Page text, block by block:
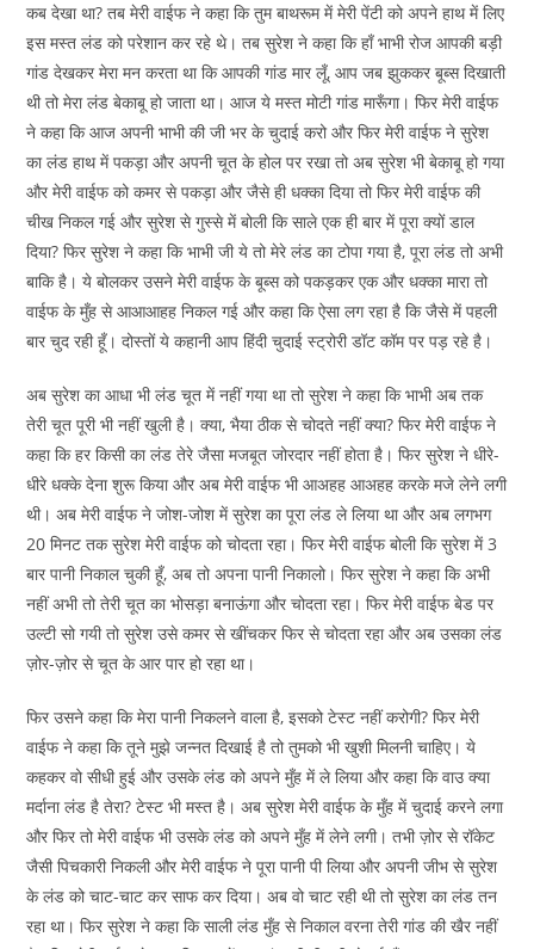
कब देखा था? तब मेरी वाईफ ने कहा कि तुम बाथरूम में मेरी पेंटी को अपने हाथ में लिए
इस मस्त लंड को परेशान कर रहे थे। तब सुरेश ने कहा कि हाँ भाभी रोज आपकी बड़ी
गांड देखकर मेरा मन करता था कि आपकी गांड मार लूँ, आप जब झुककर बूब्स दिखाती
थी तो मेरा लंड बेकाबू हो जाता था। आज ये मस्त मोटी गांड मारूँगा। फिर मेरी वाईफ
ने कहा कि आज अपनी भाभी की जी भर के चुदाई करो और फिर मेरी वाईफ ने सुरेश
का लंड हाथ में पकड़ा और अपनी चूत के होल पर रखा तो अब सुरेश भी बेकाबू हो गया
और मेरी वाईफ को कमर से पकड़ा और जैसे ही धक्का दिया तो फिर मेरी वाईफ की
चीख निकल गई और सुरेश से गुस्से में बोली कि साले एक ही बार में पूरा क्यों डाल
दिया? फिर सुरेश ने कहा कि भाभी जी ये तो मेरे लंड का टोपा गया है, पूरा लंड तो अभी
बाकि है। ये बोलकर उसने मेरी वाईफ के बूब्स को पकड़कर एक और धक्का मारा तो
वाईफ के मुँह से आआआहह निकल गई और कहा कि ऐसा लग रहा है कि जैसे में पहली
बार चुद रही हूँ। दोस्तों ये कहानी आप हिंदी चुदाई स्ट्रोरी डॉट कॉम पर पड़ रहे है।
अब सुरेश का आधा भी लंड चूत में नहीं गया था तो सुरेश ने कहा कि भाभी अब तक
तेरी चूत पूरी भी नहीं खुली है। क्या, भैया ठीक से चोदते नहीं क्या? फिर मेरी वाईफ ने
कहा कि हर किसी का लंड तेरे जैसा मजबूत जोरदार नहीं होता है। फिर सुरेश ने धीरे-
धीरे धक्के देना शुरू किया और अब मेरी वाईफ भी आअहह आअहह करके मजे लेने लगी
थी। अब मेरी वाईफ ने जोश-जोश में सुरेश का पूरा लंड ले लिया था और अब लगभग
20 मिनट तक सुरेश मेरी वाईफ को चोदता रहा। फिर मेरी वाईफ बोली कि सुरेश में 3
बार पानी निकाल चुकी हूँ, अब तो अपना पानी निकालो। फिर सुरेश ने कहा कि अभी
नहीं अभी तो तेरी चूत का भोसड़ा बनाऊंगा और चोदता रहा। फिर मेरी वाईफ बेड पर
उल्टी सो गयी तो सुरेश उसे कमर से खींचकर फिर से चोदता रहा और अब उसका लंड
ज़ोर-ज़ोर से चूत के आर पार हो रहा था।
फिर उसने कहा कि मेरा पानी निकलने वाला है, इसको टेस्ट नहीं करोगी? फिर मेरी
वाईफ ने कहा कि तूने मुझे जन्नत दिखाई है तो तुमको भी खुशी मिलनी चाहिए। ये
कहकर वो सीधी हुई और उसके लंड को अपने मुँह में ले लिया और कहा कि वाउ क्या
मर्दाना लंड है तेरा? टेस्ट भी मस्त है। अब सुरेश मेरी वाईफ के मुँह में चुदाई करने लगा
और फिर तो मेरी वाईफ भी उसके लंड को अपने मुँह में लेने लगी। तभी ज़ोर से रॉकेट
जैसी पिचकारी निकली और मेरी वाईफ ने पूरा पानी पी लिया और अपनी जीभ से सुरेश
के लंड को चाट-चाट कर साफ कर दिया। अब वो चाट रही थी तो सुरेश का लंड तन
रहा था। फिर सुरेश ने कहा कि साली लंड मुँह से निकाल वरना तेरी गांड की खैर नहीं